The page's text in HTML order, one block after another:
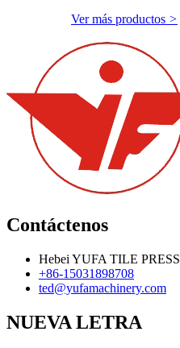
Ver más productos >
Contáctenos
Hebei YUFA TILE
+86-15031898708
ted@yufamachinery.com
NUEVA LETRA